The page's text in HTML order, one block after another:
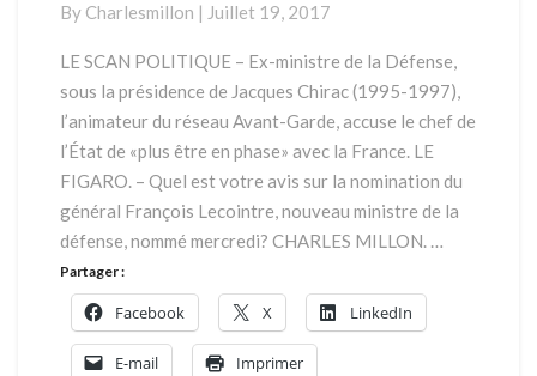
François
Lecointre
doit
pas
accepter
n’importe
quoi»
By Charlesmillon | Juillet 19, 2017
LE SCAN POLITIQUE – Ex-ministre de la Défense,
sous la présidence de Jacques Chirac (1995-1997),
l’animateur du réseau Avant-Garde, accuse le chef de
l’État de «plus être en phase» avec la France. LE
FIGARO. – Quel est votre avis sur la nomination du
général François Lecointre, nouveau ministre de la
défense, nommé mercredi? CHARLES MILLON. …
Partager :
Facebook X LinkedIn
E-mail Imprimer